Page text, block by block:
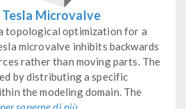
Microvalve
topological optimization for a
microvalve inhibits backwards
rather than moving parts. The
by distributing a specific
the modeling domain. The